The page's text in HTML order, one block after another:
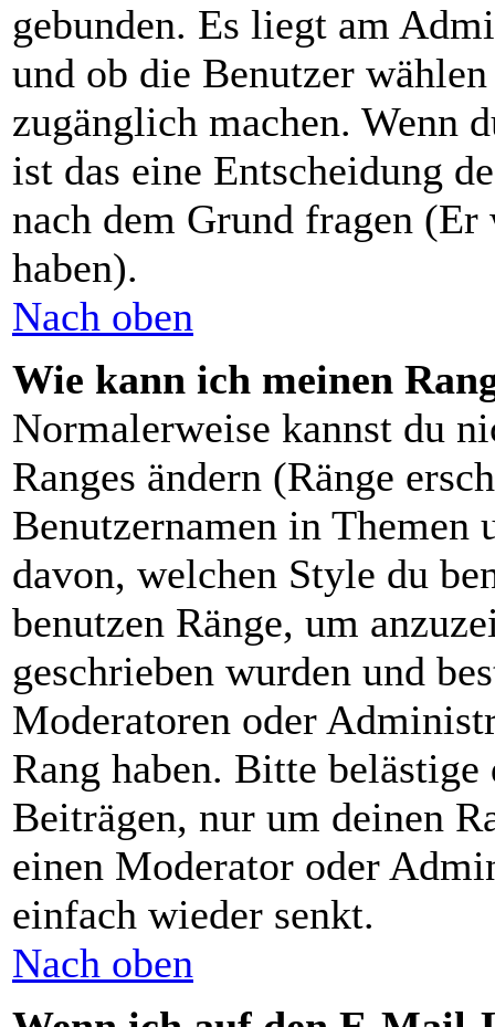
gebunden. Es liegt am
und ob die Benutzer
zugänglich machen. Wenn
ist das eine Entscheidung
nach dem Grund fragen
haben).
Nach oben
Wie kann ich meinen
Normalerweise kannst du
Ranges ändern (Ränge
Benutzernamen in
davon, welchen Style du
benutzen Ränge, um
geschrieben wurden und
Moderatoren oder
Rang haben. Bitte
Beiträgen, nur um deinen
einen Moderator oder
einfach wieder senkt.
Nach oben